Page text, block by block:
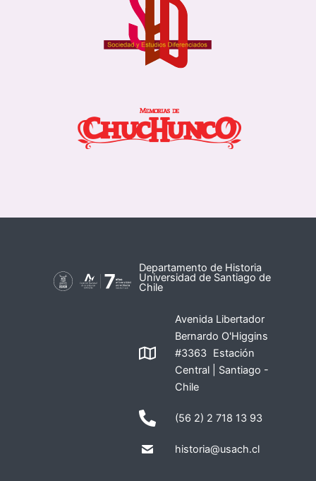
Departamento de Historia
Universidad de Santiago de
Chile
Avenida Libertador
Bernardo O'Higgins
#3363 Estación
Central | Santiago -
Chile
(56 2) 2 718 13 93
historia@usach.cl